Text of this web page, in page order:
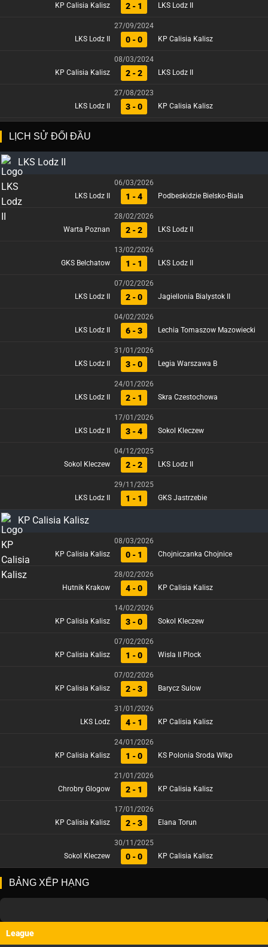
KP Calisia Kalisz
2 - 1 LKS Lodz II
27/09/2024
LKS Lodz II
0 - 0 KP Calisia Kalisz
08/03/2024
KP Calisia Kalisz
2 - 2 LKS Lodz II
27/08/2023
LKS Lodz II
3 - 0 KP Calisia Kalisz
LỊCH SỬ ĐỐI ĐẦU
LKS Lodz II
06/03/2026
LKS Lodz II
1 - 4 Podbeskidzie Bielsko-Biala
28/02/2026
Warta Poznan
2 - 2 LKS Lodz II
13/02/2026
GKS Belchatow
1 - 1 LKS Lodz II
07/02/2026
LKS Lodz II
2 - 0 Jagiellonia Bialystok II
04/02/2026
LKS Lodz II
6 - 3 Lechia Tomaszow Mazowiecki
31/01/2026
LKS Lodz II
3 - 0 Legia Warszawa B
24/01/2026
LKS Lodz II
2 - 1 Skra Czestochowa
17/01/2026
LKS Lodz II
3 - 4 Sokol Kleczew
04/12/2025
Sokol Kleczew
2 - 2 LKS Lodz II
29/11/2025
LKS Lodz II
1 - 1 GKS Jastrzebie
KP Calisia Kalisz
08/03/2026
KP Calisia Kalisz
0 - 1 Chojniczanka Chojnice
28/02/2026
Hutnik Krakow
4 - 0 KP Calisia Kalisz
14/02/2026
KP Calisia Kalisz
3 - 0 Sokol Kleczew
07/02/2026
KP Calisia Kalisz
1 - 0 Wisla II Plock
07/02/2026
KP Calisia Kalisz
2 - 3 Barycz Sulow
31/01/2026
LKS Lodz
4 - 1 KP Calisia Kalisz
24/01/2026
KP Calisia Kalisz
1 - 0 KS Polonia Sroda Wlkp
21/01/2026
Chrobry Glogow
2 - 1 KP Calisia Kalisz
17/01/2026
KP Calisia Kalisz
2 - 3 Elana Torun
30/11/2025
Sokol Kleczew
0 - 0 KP Calisia Kalisz
BẢNG XẾP HẠNG
League